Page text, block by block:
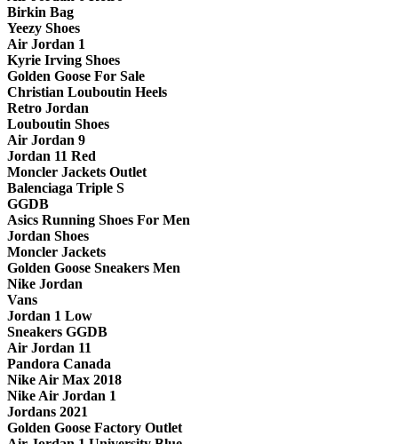
Birkin Bag
Yeezy Shoes
Air Jordan 1
Kyrie Irving Shoes
Golden Goose For Sale
Christian Louboutin Heels
Retro Jordan
Louboutin Shoes
Air Jordan 9
Jordan 11 Red
Moncler Jackets Outlet
Balenciaga Triple S
GGDB
Asics Running Shoes For Men
Jordan Shoes
Moncler Jackets
Golden Goose Sneakers Men
Nike Jordan
Vans
Jordan 1 Low
Sneakers GGDB
Air Jordan 11
Pandora Canada
Nike Air Max 2018
Nike Air Jordan 1
Jordans 2021
Golden Goose Factory Outlet